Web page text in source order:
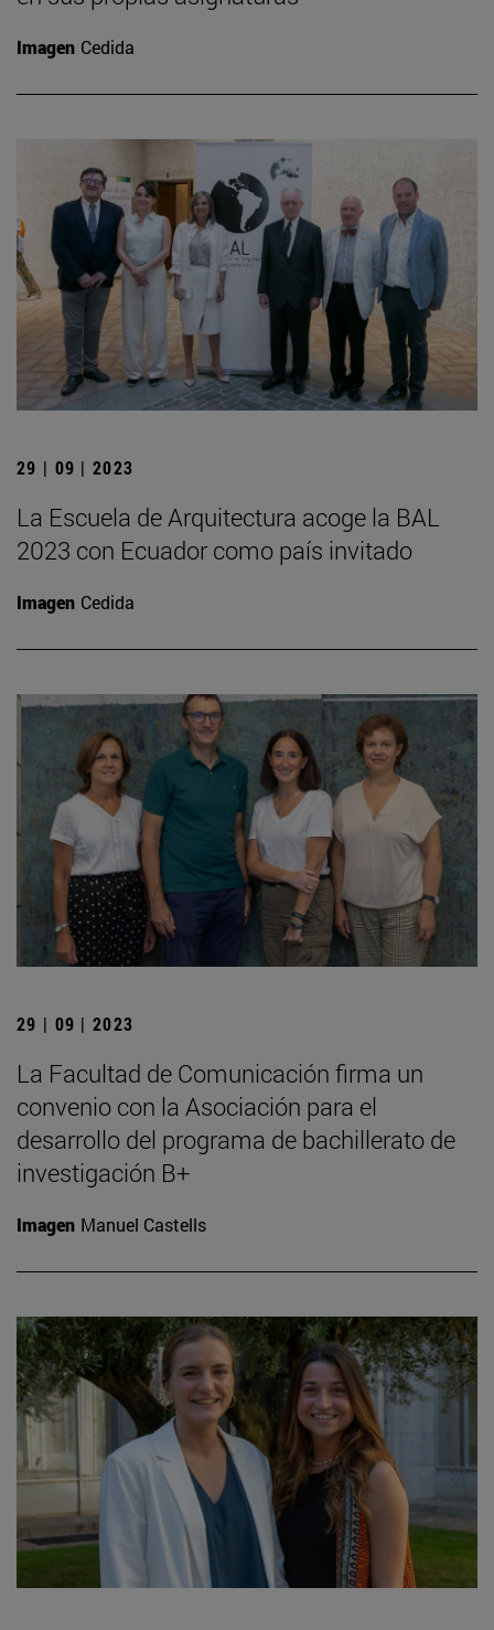
Imagen Cedida
29 | 09 | 2023
La Escuela de Arquitectura acoge la BAL
2023 con Ecuador como país invitado
Imagen Cedida
29 | 09 | 2023
La Facultad de Comunicación firma un
convenio con la Asociación para el
desarrollo del programa de bachillerato de
investigación B+
Imagen Manuel Castells